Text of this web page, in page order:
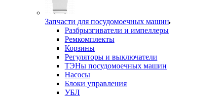
Запчасти для посудомоечных машин
Разбрызгиватели и импеллеры
Ремкомплекты
Корзины
Регуляторы и выключатели
ТЭНы посудомоечных машин
Насосы
Блоки управления
УБЛ